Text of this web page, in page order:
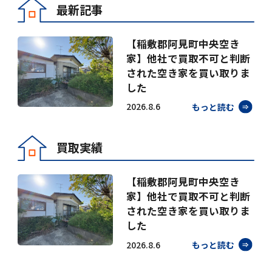
最新記事
【稲敷郡阿見町中央空き
家】他社で買取不可と判断
された空き家を買い取りま
した
2026.8.6 もっと読む
買取実績
【稲敷郡阿見町中央空き
家】他社で買取不可と判断
された空き家を買い取りま
した
2026.8.6 もっと読む